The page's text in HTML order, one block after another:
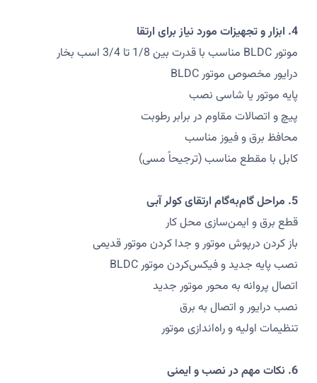
4. ابزار و تجهیزات مورد نیاز برای ارتقا
موتور BLDC مناسب با قدرت بین 1/8 تا 3/4 اسب بخار
درایور مخصوص موتور BLDC
پایه موتور یا شاسی نصب
پیچ و اتصالات مقاوم در برابر رطوبت
محافظ برق و فیوز مناسب
کابل با مقطع مناسب (ترجیحاً مسی)
5. مراحل گام‌به‌گام ارتقای کولر آبی
قطع برق و ایمن‌سازی محل کار
باز کردن درپوش موتور و جدا کردن موتور قدیمی
نصب پایه جدید و فیکس‌کردن موتور BLDC
اتصال پروانه به محور موتور جدید
نصب درایور و اتصال به برق
تنظیمات اولیه و راه‌اندازی موتور
6. نکات مهم در نصب و ایمنی